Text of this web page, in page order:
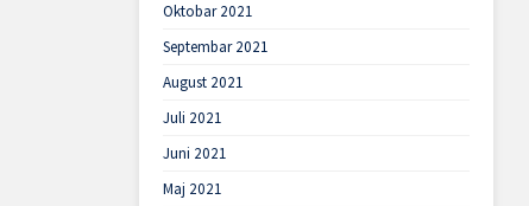
Oktobar 2021
Septembar 2021
August 2021
Juli 2021
Juni 2021
Maj 2021